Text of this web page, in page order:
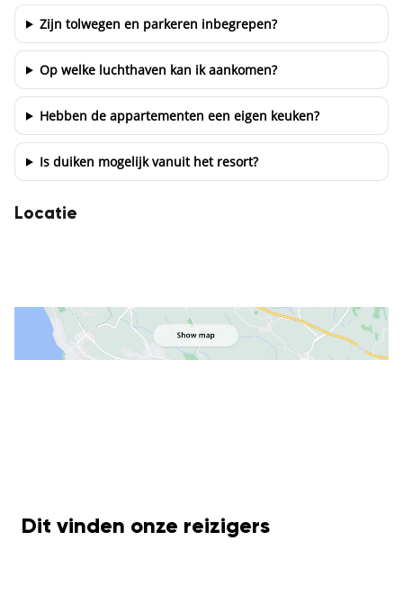
Zijn tolwegen en parkeren inbegrepen?
Op welke luchthaven kan ik aankomen?
Hebben de appartementen een eigen keuken?
Is duiken mogelijk vanuit het resort?
Locatie
Dit vinden onze reizigers